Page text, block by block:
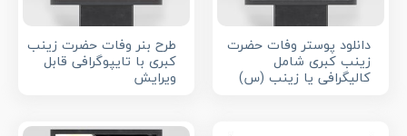
دانلود پوستر وفات حضرت
زینب کبری شامل
کالیگرافی یا زینب (س)
طرح بنر وفات حضرت زینب
کبری با تایپوگرافی قابل
ویرایش